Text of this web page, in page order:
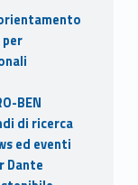
BEN
di ricerca
ed eventi
Dante